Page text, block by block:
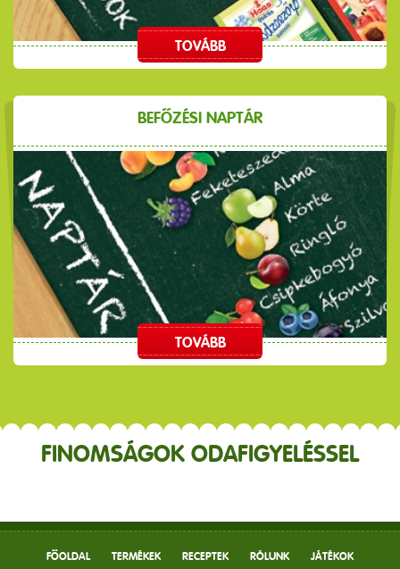
TOVÁBB
BEFŐZÉSI NAPTÁR
TOVÁBB
FINOMSÁGOK ODAFIGYELÉSSEL
FŐOLDAL TERMÉKEK RECEPTEK RÓLUNK JÁTÉKOK